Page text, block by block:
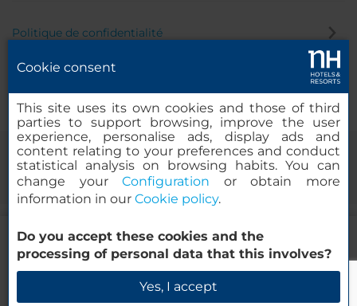
DE 543.46
TVA et taxes locales comprises
Réservez maintenant
Politique de confidentialité
© 2000-2026 MINOR HOTELS EUROPE & AMERICAS Santa Engracia
120. 28003 Madrid, Espagne
Cookie consent
This site uses its own cookies and those of third
parties to support browsing, improve the user
experience, personalise ads, display ads and
content relating to your preferences and conduct
statistical analysis on browsing habits. You can
change yourConfiguration or obtain more
information in our Cookie policy.
Do you accept these cookies and the
processing of personal data that this involves?
Yes, I accept